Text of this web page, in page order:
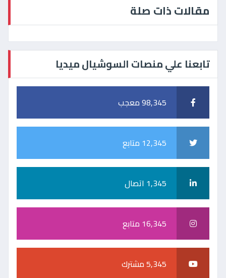
مقالات ذات صلة
تابعنا علي منصات السوشيال ميديا
98,345 معجب
12,345 متابع
1,345 اتصال
16,345 متابع
5,345 مشترك